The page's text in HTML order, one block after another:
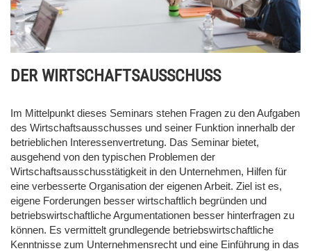
DER WIRTSCHAFTSAUSSCHUSS
Im Mittelpunkt dieses Seminars stehen Fragen zu den Aufgaben
des Wirtschaftsausschusses und seiner Funktion innerhalb der
betrieblichen Interessenvertretung. Das Seminar bietet,
ausgehend von den typischen Problemen der
Wirtschaftsausschusstätigkeit in den Unternehmen, Hilfen für
eine verbesserte Organisation der eigenen Arbeit. Ziel ist es,
eigene Forderungen besser wirtschaftlich begründen und
betriebswirtschaftliche Argumentationen besser hinterfragen zu
können. Es vermittelt grundlegende betriebswirtschaftliche
Kenntnisse zum Unternehmensrecht und eine Einführung in das